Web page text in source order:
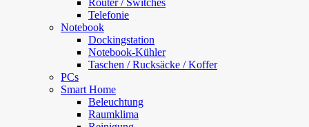
Router / Switches
Telefonie
Notebook
Dockingstation
Notebook-Kühler
Taschen / Rucksäcke / Koffer
PCs
Smart Home
Beleuchtung
Raumklima